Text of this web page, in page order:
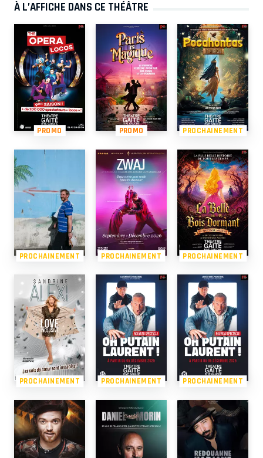
À L’AFFICHE DANS CE THÉÂTRE
PROMO PROMO PROCHAINEMENT
PROCHAINEMENT PROCHAINEMENT PROCHAINEMENT
PROCHAINEMENT PROCHAINEMENT PROCHAINEMENT